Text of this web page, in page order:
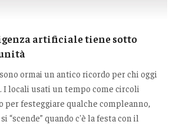
artificiale tiene sotto
ormai un antico ricordo per chi oggi
locali usati un tempo come circoli
per festeggiare qualche compleanno,
“scende” quando c'è la festa con il